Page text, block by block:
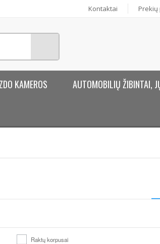
Kontaktai
KAMEROS AUTOMOBILIŲ ŽIBINTAI,
Raktų korpusai